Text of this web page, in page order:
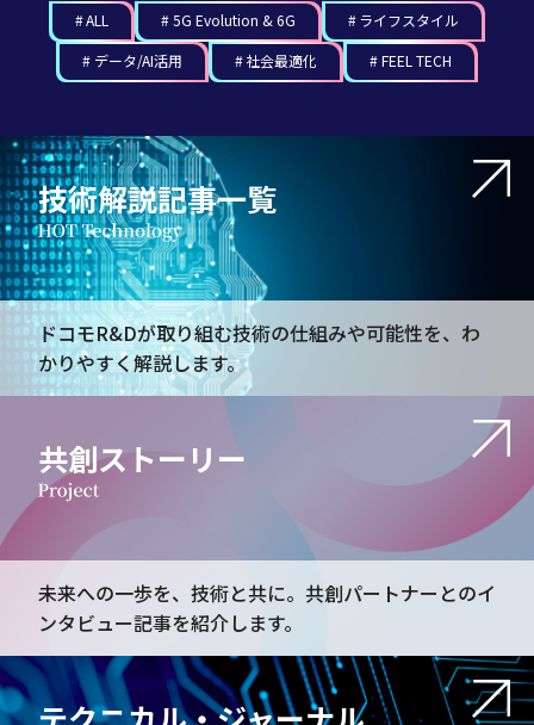
ALL 5G Evolution & 6G
ライフスタイル
データ/AI活用
社会最適化 FEEL TECH
技術解説記事一覧
ドコモR&Dが取り組む技術の仕組みや可能性を、わ
かりやすく解説します。
共創ストーリー
未来への一歩を、技術と共に。共創パートナーとのイ
ンタビュー記事を紹介します。